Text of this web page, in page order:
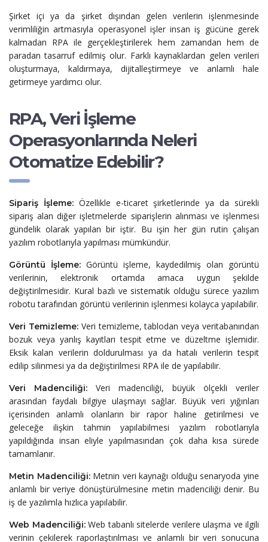
Şirket içi ya da şirket dışından gelen verilerin işlenmesinde
verimliliğin artmasıyla operasyonel işler insan iş gücüne gerek
kalmadan RPA ile gerçekleştirilerek hem zamandan hem de
paradan tasarruf edilmiş olur. Farklı kaynaklardan gelen verileri
oluşturmaya, kaldırmaya, dijitalleştirmeye ve anlamlı hale
getirmeye yardımcı olur.
RPA, Veri İşleme
Operasyonlarında Neleri
Otomatize Edebilir?
Sipariş İşleme:Özellikle e-ticaret şirketlerinde ya da sürekli
sipariş alan diğer işletmelerde siparişlerin alınması ve işlenmesi
gündelik olarak yapılan bir iştir. Bu işin her gün rutin çalışan
yazılım robotlarıyla yapılması mümkündür.
Görüntü İşleme: Görüntü işleme, kaydedilmiş olan görüntü
verilerinin, elektronik ortamda amaca uygun şekilde
değiştirilmesidir. Kural bazlı ve sistematik olduğu sürece yazılım
robotu tarafından görüntü verilerinin işlenmesi kolayca yapılabilir.
Veri Temizleme:Veri temizleme, tablodan veya veritabanından
bozuk veya yanlış kayıtları tespit etme ve düzeltme işlemidir.
Eksik kalan verilerin doldurulması ya da hatalı verilerin tespit
edilip silinmesi ya da değiştirilmesi RPA ile de yapılabilir.
Veri Madenciliği: Veri madenciliği, büyük ölçekli veriler
arasından faydalı bilgiye ulaşmayı sağlar. Büyük veri yığınları
içerisinden anlamlı olanların bir rapor haline getirilmesi ve
geleceğe ilişkin tahmin yapılabilmesi yazılım robotlarıyla
yapıldığında insan eliyle yapılmasından çok daha kısa sürede
tamamlanır.
Metin Madenciliği:Metnin veri kaynağı olduğu senaryoda yine
anlamlı bir veriye dönüştürülmesine metin madenciliği denir. Bu
iş de yazılımla hızlıca yapılabilir.
Web Madenciliği:Web tabanlı sitelerde verilere ulaşma ve ilgili
verinin çekilerek raporlaştırılması ve anlamlı bir veri sonucuna